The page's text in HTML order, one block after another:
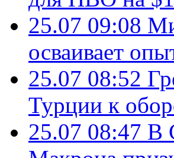
25.07 09:08
осваивает
25.07 08:52
Турции к
25.07 08:47 В